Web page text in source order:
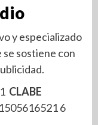
y especializado
sostiene con
CLABE
6